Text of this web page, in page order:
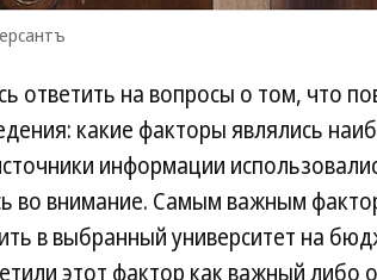
ответить на вопросы о том, что
какие факторы являлись
информации
во внимание. Самым важным
в выбранный университет на
этот фактор как важный либо